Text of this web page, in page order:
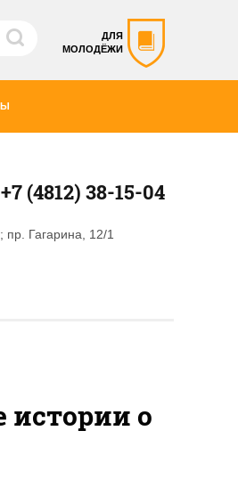
ДЛЯ
МОЛОДЁЖИ
+7 (4812) 38-15-04
пр. Гагарина, 12/1
истории о